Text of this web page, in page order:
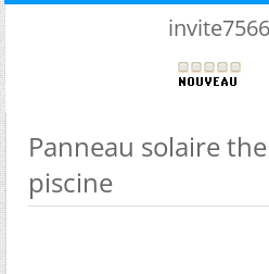
Panneau solaire
piscine